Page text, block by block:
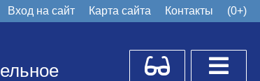
Вход на сайт Карта сайта Контакты (0+)
Для слабовидящих